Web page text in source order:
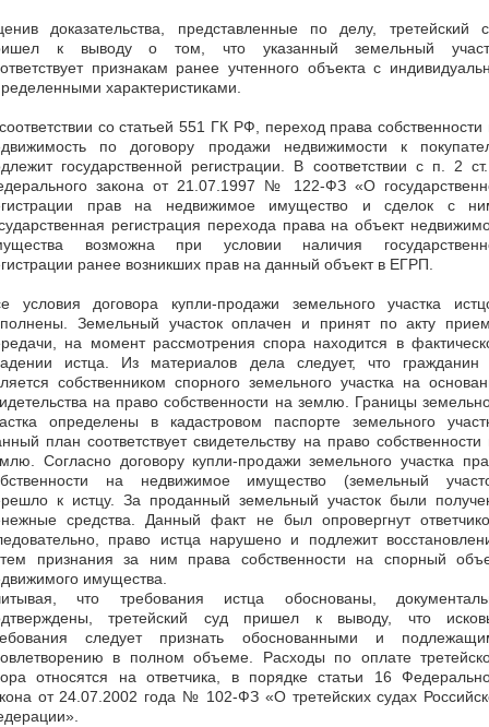
доказательства, представленные по делу, третейский
к выводу о том, что указанный земельный
признакам ранее учтенного объекта с
характеристиками.
со статьей 551 ГК РФ, переход права собственности
по договору продажи недвижимости к
государственной регистрации. В соответствии с п. 2
закона от 21.07.1997 № 122-ФЗ «О
прав на недвижимое имущество и сделок с
регистрация перехода права на объект
возможна при условии наличия
ранее возникших прав на данный объект в ЕГРП.
условия договора купли-продажи земельного участка
Земельный участок оплачен и принят по акту
на момент рассмотрения спора находится в
истца. Из материалов дела следует, что
собственником спорного земельного участка на
на право собственности на землю. Границы
определены в кадастровом паспорте земельного
план соответствует свидетельству на право собственности
Согласно договору купли-продажи земельного участка
на недвижимое имущество (земельный
к истцу. За проданный земельный участок были
средства. Данный факт не был опровергнут
право истца нарушено и подлежит
признания за ним права собственности на спорный
имущества.
что требования истца обоснованы,
третейский суд пришел к выводу, что
следует признать обоснованными и
в полном объеме. Расходы по оплате
относятся на ответчика, в порядке статьи 16
от 24.07.2002 года № 102-ФЗ «О третейских судах